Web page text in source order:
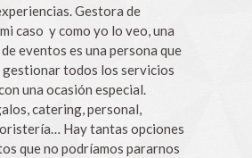
Gestora de
caso y como yo lo veo, una
eventos es una persona que
gestionar todos los servicios
una ocasión especial.
catering, personal,
Hay tantas opciones
que no podríamos pararnos